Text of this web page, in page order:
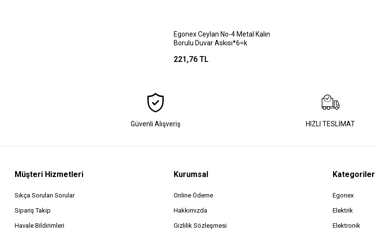
Egonex Ceylan No-4 Metal Kalın
Borulu Duvar Askısı*6=k
221,76 TL
Güvenli Alışveriş HIZLI TESLİMAT
Müşteri Hizmetleri
Sıkça Sorulan Sorular
Sipariş Takip
Havale Bildirimleri
Kurumsal
Online Ödeme
Hakkımızda
Gizlilik Sözleşmesi
Kategoriler
Egonex
Elektrik
Elektronik